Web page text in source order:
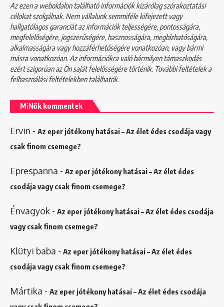
Az ezen a weboldalon található információk kizárólag szórakoztatási
célokat szolgálnak. Nem vállalunk semmiféle kifejezett vagy
hallgatólagos garanciát az információk teljességére, pontosságára,
megfelelőségére, jogszerűségére, hasznosságára, megbízhatóságára,
alkalmasságára vagy hozzáférhetőségére vonatkozóan, vagy bármi
másra vonatkozóan. Az információkra való bármilyen támaszkodás
ezért szigorúan az Ön saját felelősségére történik. További feltételek a
felhasználási feltételekbentalálhatók.
MiNők kommentek
Ervin - Az eper jótékony hatásai – Az élet édes csodája vagy
csak finom csemege?
Eprespanna - Az eper jótékony hatásai – Az élet édes
csodája vagy csak finom csemege?
Énvagyok - Az eper jótékony hatásai – Az élet édes csodája
vagy csak finom csemege?
Klütyi baba - Az eper jótékony hatásai – Az élet édes
csodája vagy csak finom csemege?
Mártika - Az eper jótékony hatásai – Az élet édes csodája